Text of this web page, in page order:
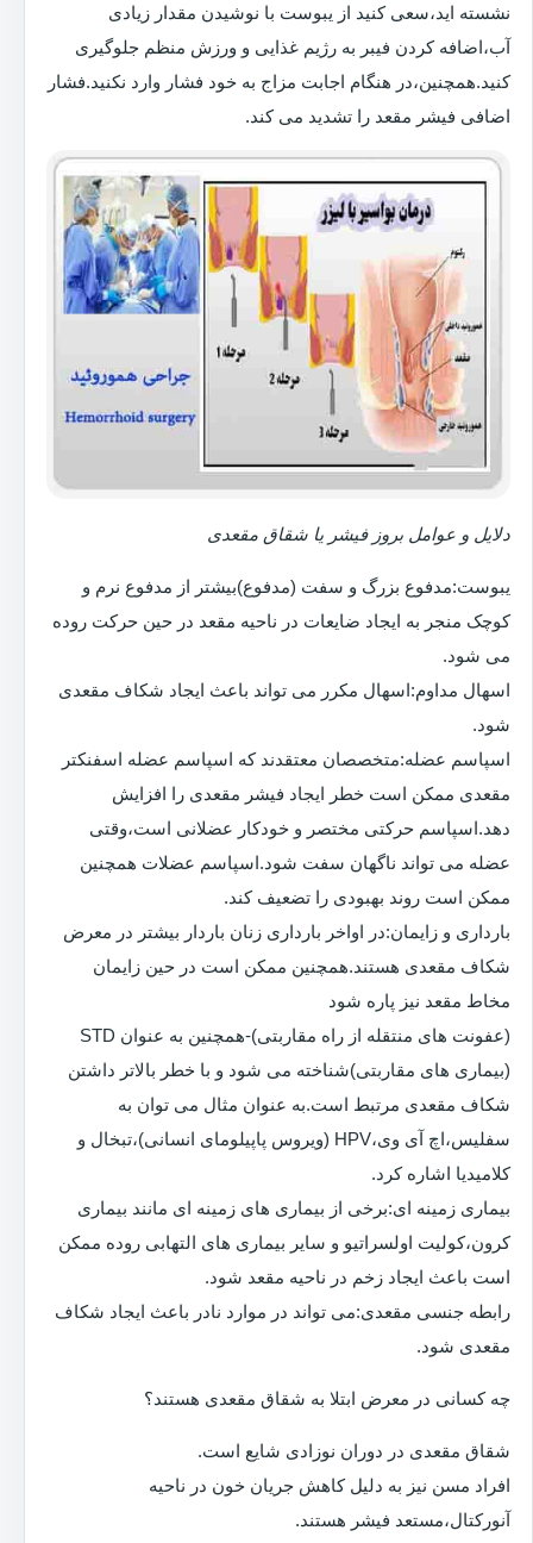
نشسته اید،سعی کنید از یبوست با نوشیدن مقدار زیادی
آب،اضافه کردن فیبر به رژیم غذایی و ورزش منظم جلوگیری
کنید.همچنین،در هنگام اجابت مزاج به خود فشار وارد نکنید.فشار
اضافی فیشر مقعد را تشدید می کند.
دلایل و عوامل بروز فیشر یا شقاق مقعدی
یبوست:مدفوع بزرگ و سفت (مدفوع)بیشتر از مدفوع نرم و
کوچک منجر به ایجاد ضایعات در ناحیه مقعد در حین حرکت روده
می شود.
اسهال مداوم:اسهال مکرر می تواند باعث ایجاد شکاف مقعدی
شود.
اسپاسم عضله:متخصصان معتقدند که اسپاسم عضله اسفنکتر
مقعدی ممکن است خطر ایجاد فیشر مقعدی را افزایش
دهد.اسپاسم حرکتی مختصر و خودکار عضلانی است،وقتی
عضله می تواند ناگهان سفت شود.اسپاسم عضلات همچنین
ممکن است روند بهبودی را تضعیف کند.
بارداری و زایمان:در اواخر بارداری زنان باردار بیشتر در معرض
شکاف مقعدی هستند.همچنین ممکن است در حین زایمان
مخاط مقعد نیز پاره شود
(عفونت های منتقله از راه مقاربتی)-همچنین به عنوان STD
(بیماری های مقاربتی)شناخته می شود و با خطر بالاتر داشتن
شکاف مقعدی مرتبط است.به عنوان مثال می توان به
سفلیس،اچ آی وی،HPV (ویروس پاپیلومای انسانی)،تبخال و
کلامیدیا اشاره کرد.
بیماری زمینه ای:برخی از بیماری های زمینه ای مانند بیماری
کرون،کولیت اولسراتیو و سایر بیماری های التهابی روده ممکن
است باعث ایجاد زخم در ناحیه مقعد شود.
رابطه جنسی مقعدی:می تواند در موارد نادر باعث ایجاد شکاف
مقعدی شود.
چه کسانی در معرض ابتلا به شقاق مقعدی هستند؟
شقاق مقعدی در دوران نوزادی شایع است.
افراد مسن نیز به دلیل کاهش جریان خون در ناحیه
آنورکتال،مستعد فیشر هستند.